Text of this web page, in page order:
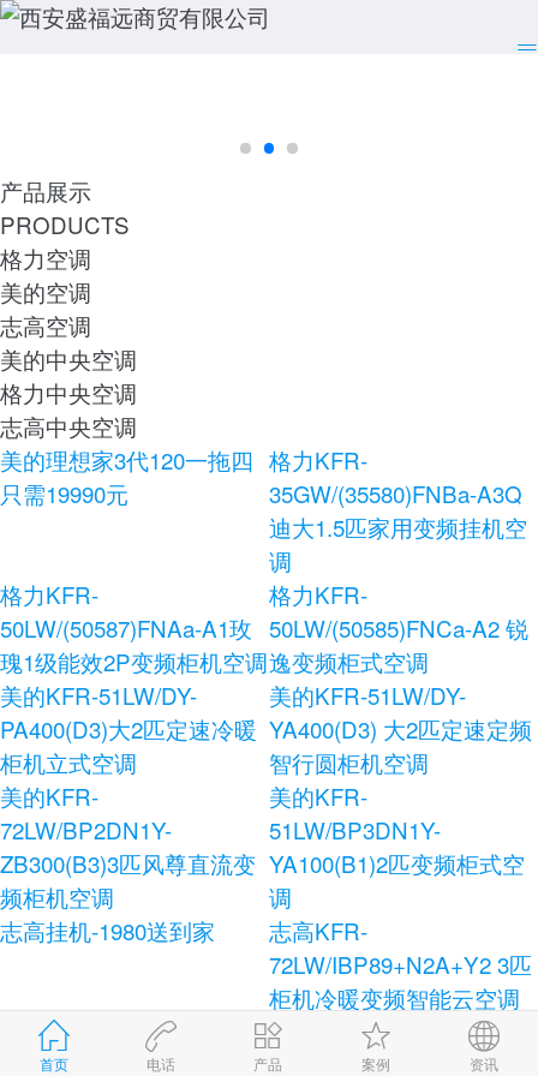
首页 电话 产品 案例 资讯
产品展示
PRODUCTS
格力空调
美的空调
志高空调
美的中央空调
格力中央空调
志高中央空调
美的理想家3代120一拖四
只需19990元
格力KFR-
35GW/(35580)FNBa-A3Q
迪大1.5匹家用变频挂机空
调
格力KFR-
50LW/(50587)FNAa-A1玫
瑰1级能效2P变频柜机空调
格力KFR-
50LW/(50585)FNCa-A2 锐
逸变频柜式空调
美的KFR-51LW/DY-
PA400(D3)大2匹定速冷暖
柜机立式空调
美的KFR-51LW/DY-
YA400(D3) 大2匹定速定频
智行圆柜机空调
美的KFR-
72LW/BP2DN1Y-
ZB300(B3)3匹风尊直流变
频柜机空调
美的KFR-
51LW/BP3DN1Y-
YA100(B1)2匹变频柜式空
调
志高挂机-1980送到家
志高KFR-
72LW/IBP89+N2A+Y2 3匹
柜机冷暖变频智能云空调
志高KFR-120LW/E41+N3
柜式空调
志高KFR-72LW/AS36+N3
健康宝独立除湿柜式空调